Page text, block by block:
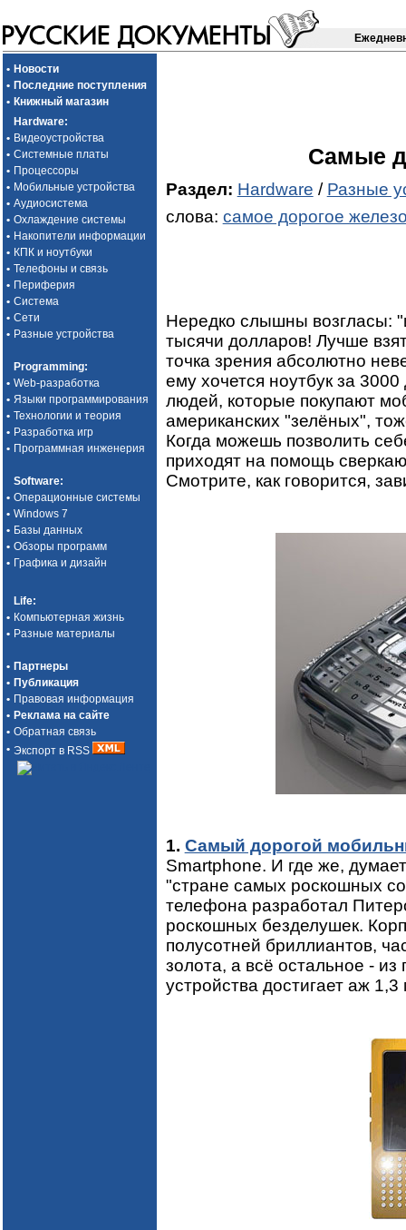
• Новости
• Последние поступления
• Книжный магазин
Hardware:
• Видеоустройства
• Системные платы
• Процессоры
• Мобильные устройства
• Аудиосистема
• Охлаждение системы
• Накопители информации
• КПК и ноутбуки
• Телефоны и связь
• Периферия
• Система
• Сети
• Разные устройства
Programming:
• Web-разработка
• Языки программирования
• Технологии и теория
• Разработка игр
• Программная инженерия
Software:
• Операционные системы
• Windows 7
• Базы данных
• Обзоры программ
• Графика и дизайн
Life:
• Компьютерная жизнь
• Разные материалы
• Партнеры
• Публикация
• Правовая информация
• Реклама на сайте
• Обратная связь
• Экспорт в RSS
Самые
Раздел: Hardware / Разные
слова: самое дорогое
Нередко слышны возгласы:
тысячи долларов! Лучше
точка зрения абсолютно
ему хочется ноутбук за
людей, которые покупают
американских "зелёных",
Когда можешь позволить
приходят на помощь
Смотрите, как говорится,
1. Самый дорогой
Smartphone. И где же,
"стране самых роскошных
телефона разработал
роскошных безделушек.
полусотней бриллиантов,
золота, а всё остальное -
устройства достигает аж